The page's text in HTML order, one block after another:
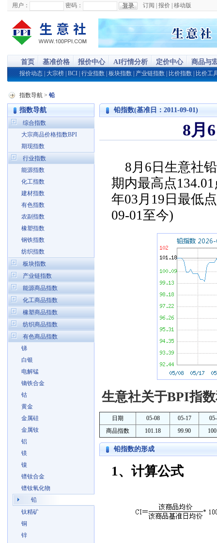
用户： 密码： 订阅 报价 移动版
首页 基准价格 报价中心 AI行情分析 定价中心 商品与
报价动态 大宗榜 BCI 行业指数 板块指数 产业链指数 比价指数 比价工
指数导航 > 铅
指数导航
综合指数
大宗商品价格指数BPI
期现指数
行业指数
能源指数
化工指数
建材指数
有色指数
农副指数
橡塑指数
钢铁指数
纺织指数
板块指数
产业链指数
能源商品指数
化工商品指数
橡塑商品指数
纺织商品指数
有色商品指数
锑
白银
电解锰
镝铁合金
钴
黄金
金属硅
金属钕
铝
镁
镍
镨钕合金
镨钕氧化物
铅
钛精矿
铜
锌
铅指数(基准日：2011-09-01)
8月
8月6日生意社
期内最高点
年03月19日最低
09-01至今)
生意社关于BPI指
日期 05-08 05-17
商品指数
101.18 99.90
铅指数的形成
1、计算公式